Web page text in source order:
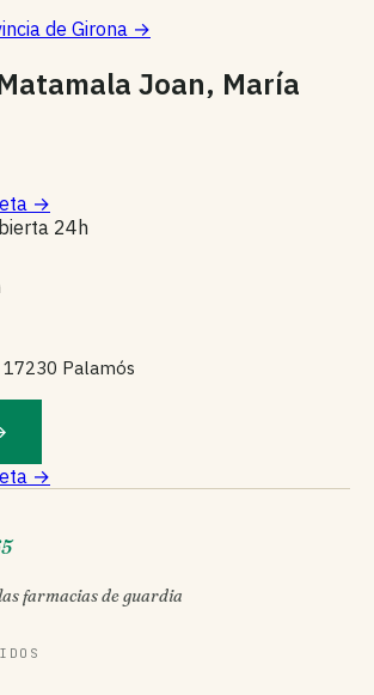
de Girona →
Joan, María
→
24h
Palamós
→
farmacias de guardia